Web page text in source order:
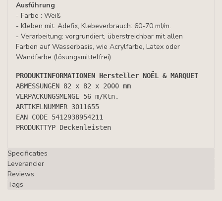
Ausführung
- Farbe : Weiß
- Kleben mit: Adefix, Klebeverbrauch: 60-70 ml/m.
- Verarbeitung: vorgrundiert, überstreichbar mit allen
Farben auf Wasserbasis, wie Acrylfarbe, Latex oder
Wandfarbe (lösungsmittelfrei)
PRODUKTINFORMATIONEN Hersteller NOËL & MARQUET
ABMESSUNGEN 82 x 82 x 2000 mm
VERPACKUNGSMENGE 56 m/Ktn.
ARTIKELNUMMER 3011655
EAN CODE 5412938954211
PRODUKTTYP Deckenleisten
Specificaties
Leverancier
Reviews
Tags